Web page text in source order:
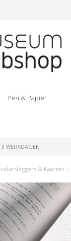
Pen & Papier
WERKDAGEN
& Kaarten /